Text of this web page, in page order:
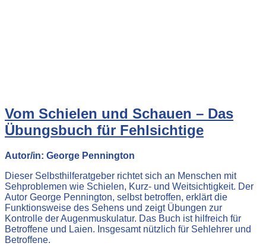
Vom Schielen und Schauen – Das
Übungsbuch für Fehlsichtige
Autor/in: George Pennington
Dieser Selbsthilferatgeber richtet sich an Menschen mit
Sehproblemen wie Schielen, Kurz- und Weitsichtigkeit. Der
Autor George Pennington, selbst betroffen, erklärt die
Funktionsweise des Sehens und zeigt Übungen zur
Kontrolle der Augenmuskulatur. Das Buch ist hilfreich für
Betroffene und Laien. Insgesamt nützlich für Sehlehrer und
Betroffene.